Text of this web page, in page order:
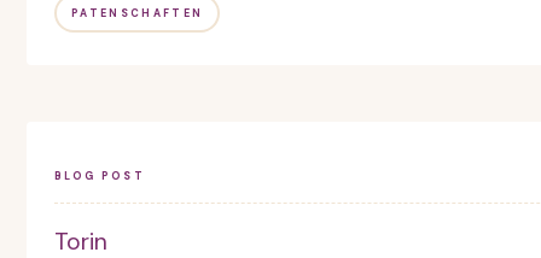
PATENSCHAFTEN
BLOG POST
Torin